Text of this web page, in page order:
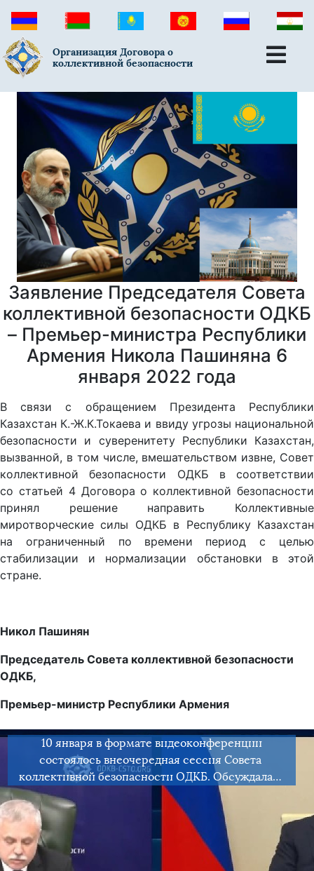
Организация Договора о
коллективной безопасности
Заявление Председателя Совета
коллективной безопасности ОДКБ
– Премьер-министра Республики
Армения Никола Пашиняна 6
января 2022 года
В связи с обращением Президента Республики
Казахстан К.-Ж.К.Токаева и ввиду угрозы национальной
безопасности и суверенитету Республики Казахстан,
вызванной, в том числе, вмешательством извне, Совет
коллективной безопасности ОДКБ в соответствии
со статьей 4 Договора о коллективной безопасности
принял решение направить Коллективные
миротворческие силы ОДКБ в Республику Казахстан
на ограниченный по времени период с целью
стабилизации и нормализации обстановки в этой
стране.
Никол Пашинян
Председатель Совета коллективной безопасности
ОДКБ,
Премьер-министр Республики Армения
10 января в формате видеоконференции
состоялось внеочередная сессия Совета
коллективной безопасности ОДКБ. Обсуждалась
ситуация в Республике Казахстан и меры по
нормализации обстановки в стране